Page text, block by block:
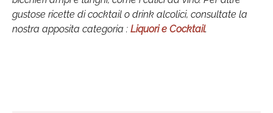
gustose ricette di cocktail o drink alcolici, consultate la
nostra apposita categoria : Liquori e Cocktail.